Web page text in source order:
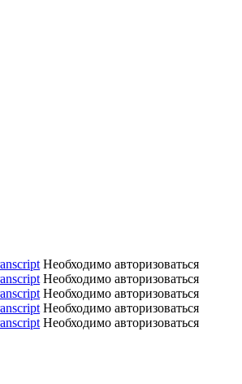
Необходимо авторизоваться
Необходимо авторизоваться
Необходимо авторизоваться
Необходимо авторизоваться
Необходимо авторизоваться